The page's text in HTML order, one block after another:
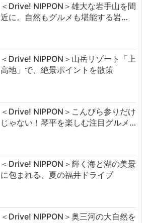
＜Drive! NIPPON＞雄大な岩手山を間
近に。自然もグルメも堪能する岩…
＜Drive! NIPPON＞山岳リゾート「上
高地」で、絶景ポイントを散策
＜Drive! NIPPON＞こんぴら参りだけ
じゃない！琴平を楽しむ注目グルメ…
＜Drive! NIPPON＞輝く海と湖の美景
に包まれる、夏の福井ドライブ
＜Drive! NIPPON＞奥三河の大自然を